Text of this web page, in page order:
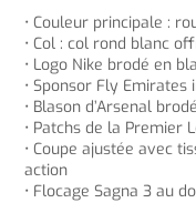
• Couleur principale :
• Col : col rond blanc
• Logo Nike brodé en
• Sponsor Fly
• Blason d’Arsenal
• Patchs de la Premier
• Coupe ajustée avec
action
• Flocage Sagna 3 au